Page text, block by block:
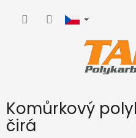
Komůrkový
čirá